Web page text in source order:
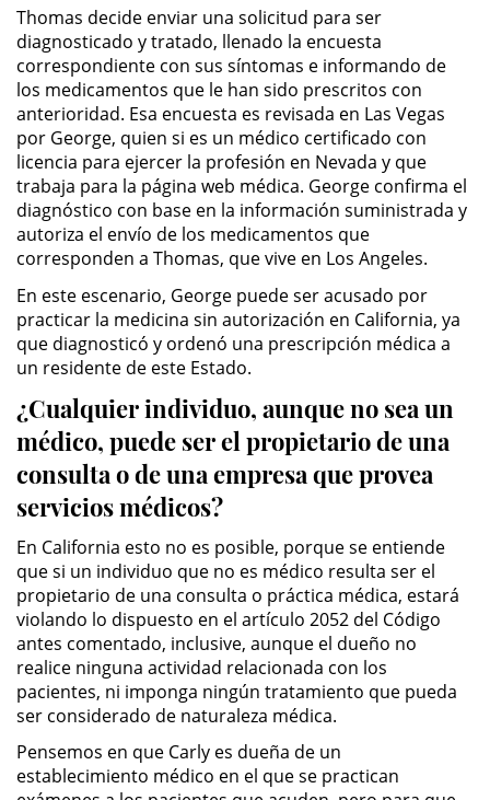
Derechos de los Padres en
Casos Juveniles
Desviación Informal Juvenil
Delitos por los cuales un Menor
puede ser Juzgado como Adulto
División de Justicia Juvenil
La Ley de los Tres Delitos y
Fuera
Libertad Condicional para
Menores
Petición Aceptada
Proyecto de Ley del Senado 439
Sello de Registros de Menores
Tutela de los Tribunales
Tribunal de Delincuencia Juvenil
Delitos Sexuales
Agresión Sexual
Thomas decide enviar una solicitud para ser
diagnosticado y tratado, llenado la encuesta
correspondiente con sus síntomas e informando de
los medicamentos que le han sido prescritos con
anterioridad. Esa encuesta es revisada en Las Vegas
por George, quien si es un médico certificado con
licencia para ejercer la profesión en Nevada y que
trabaja para la página web médica. George confirma el
diagnóstico con base en la información suministrada y
autoriza el envío de los medicamentos que
corresponden a Thomas, que vive en Los Angeles.
En este escenario, George puede ser acusado por
practicar la medicina sin autorización en California, ya
que diagnosticó y ordenó una prescripción médica a
un residente de este Estado.
¿Cualquier individuo, aunque no sea un
médico, puede ser el propietario de una
consulta o de una empresa que provea
servicios médicos?
En California esto no es posible, porque se entiende
que si un individuo que no es médico resulta ser el
propietario de una consulta o práctica médica, estará
violando lo dispuesto en el artículo 2052 del Código
antes comentado, inclusive, aunque el dueño no
realice ninguna actividad relacionada con los
pacientes, ni imponga ningún tratamiento que pueda
ser considerado de naturaleza médica.
Pensemos en que Carly es dueña de un
establecimiento médico en el que se practican